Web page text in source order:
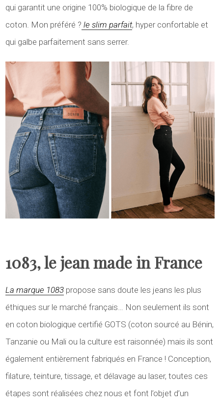
qui garantit une origine 100% biologique de la fibre de
coton. Mon préféré ? le slim parfait, hyper confortable et
qui galbe parfaitement sans serrer.
1083, le jean made in France
La marque 1083 propose sans doute les jeans les plus
éthiques sur le marché français… Non seulement ils sont
en coton biologique certifié GOTS (coton sourcé au Bénin,
Tanzanie ou Mali ou la culture est raisonnée) mais ils sont
également entièrement fabriqués en France ! Conception,
filature, teinture, tissage, et délavage au laser, toutes ces
étapes sont réalisées chez nous et font l’objet d’un